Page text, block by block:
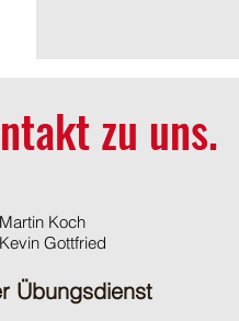
zu uns.
Martin Koch
Kevin Gottfried
Übungsdienst